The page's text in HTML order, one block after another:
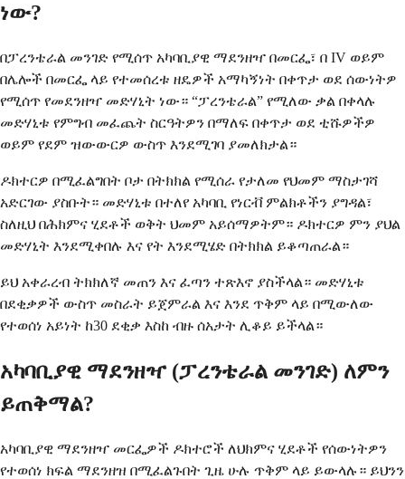
ነው?
በፓረንቴራል መንገድ የሚሰጥ አካባቢያዊ ማደንዘዣ በመርፌ፣ በ IV ወይም
በሌሎች በመርፌ ላይ የተመሰረቱ ዘዴዎች አማካኝነት በቀጥታ ወደ ሰውነትዎ
የሚሰጥ የመደንዘዣ መድሃኒት ነው። “ፓረንቴራል” የሚለው ቃል በቀላሉ
መድሃኒቱ የምግብ መፈጨት ስርዓትዎን በማለፍ በቀጥታ ወደ ቲሹዎችዎ
ወይም የደም ዝውውርዎ ውስጥ እንደሚገባ ያመለክታል።
ዶክተርዎ በሚፈልግበት ቦታ በትክክል የሚሰራ የታለመ የህመም ማስታገሻ
አድርገው ያስቡት። መድሃኒቱ በተለየ አካባቢ የነርቭ ምልክቶችን ያግዳል፣
ስለዚህ በሕክምና ሂደቶች ወቅት ህመም አይሰማዎትም። ዶክተርዎ ምን ያህል
መድሃኒት እንደሚቀበሉ እና የት እንደሚሄድ በትክክል ይቆጣጠራል።
ይህ አቀራረብ ትክክለኛ መጠን እና ፈጣን ተጽእኖ ያስችላል። መድሃኒቱ
በደቂቃዎች ውስጥ መስራት ይጀምራል እና እንደ ጥቅም ላይ በሚውለው
የተወሰነ አይነት ከ30 ደቂቃ እስከ ብዙ ሰአታት ሊቆይ ይችላል።
አካባቢያዊ ማደንዘዣ (ፓረንቴራል መንገድ) ለምን
ይጠቅማል?
አካባቢያዊ ማደንዘዣ መርፌዎች ዶክተሮች ለህክምና ሂደቶች የሰውነትዎን
የተወሰነ ክፍል ማደንዘዝ በሚፈልጉበት ጊዜ ሁሉ ጥቅም ላይ ይውላሉ። ይህንን